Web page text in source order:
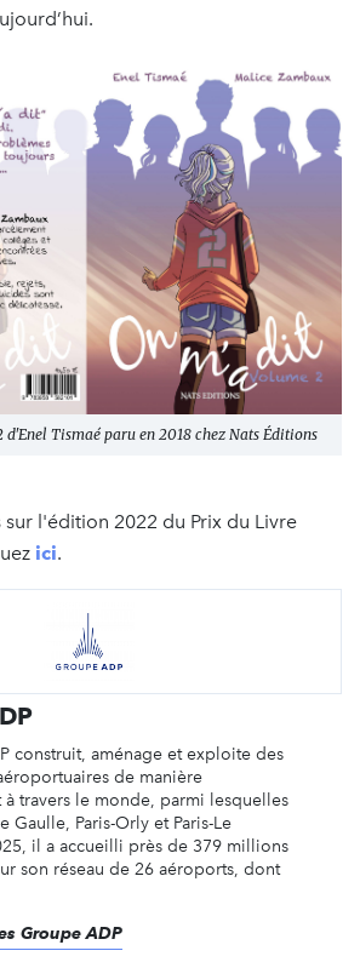
d'Enel Tismaé paru en 2018 chez Nats Éditions
sur l'édition 2022 du Prix du Livre
ici.
construit, aménage et exploite des
de manière
à travers le monde, parmi lesquelles
Gaulle, Paris-Orly et Paris-Le
il a accueilli près de 379 millions
son réseau de 26 aéroports, dont
Groupe ADP